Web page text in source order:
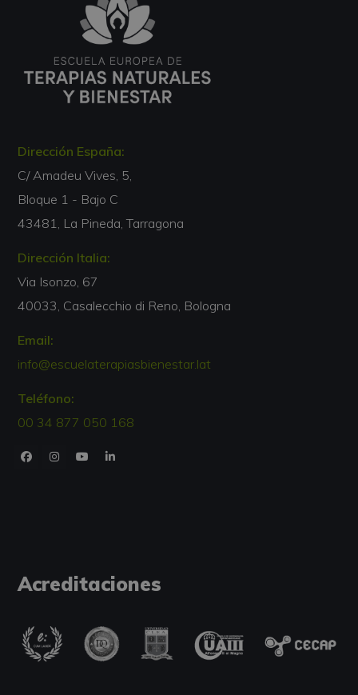
Dirección España:
C/ Amadeu Vives, 5,
Bloque 1 - Bajo C
43481, La Pineda, Tarragona
Dirección Italia:
Via Isonzo, 67
40033, Casalecchio di Reno, Bologna
Email:
info@escuelaterapiasbienestar.lat
Teléfono:
00 34 877 050 168
Acreditaciones